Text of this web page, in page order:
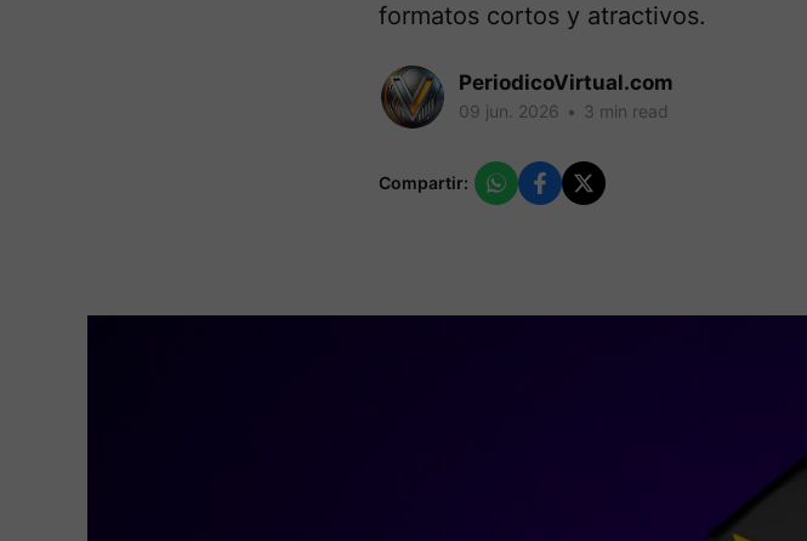
formatos cortos y atractivos.
PeriodicoVirtual.com
09 jun. 2026 • 3 min read
Compartir: